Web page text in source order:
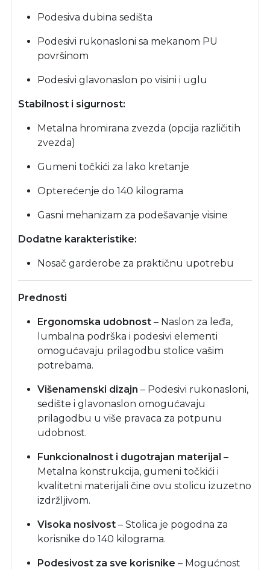
Podesiva dubina sedišta
Podesivi rukonasloni sa mekanom PU
površinom
Podesivi glavonaslon po visini i uglu
Stabilnost i sigurnost:
Metalna hromirana zvezda (opcija različitih
zvezda)
Gumeni točkići za lako kretanje
Opterećenje do 140 kilograma
Gasni mehanizam za podešavanje visine
Dodatne karakteristike:
Nosač garderobe za praktičnu upotrebu
Prednosti
Ergonomska udobnost – Naslon za leđa,
lumbalna podrška i podesivi elementi
omogućavaju prilagodbu stolice vašim
potrebama.
Višenamenski dizajn – Podesivi rukonasloni,
sedište i glavonaslon omogućavaju
prilagodbu u više pravaca za potpunu
udobnost.
Funkcionalnost i dugotrajan materijal –
Metalna konstrukcija, gumeni točkići i
kvalitetni materijali čine ovu stolicu izuzetno
izdržljivom.
Visoka nosivost – Stolica je pogodna za
korisnike do 140 kilograma.
Podesivost za sve korisnike – Mogućnost